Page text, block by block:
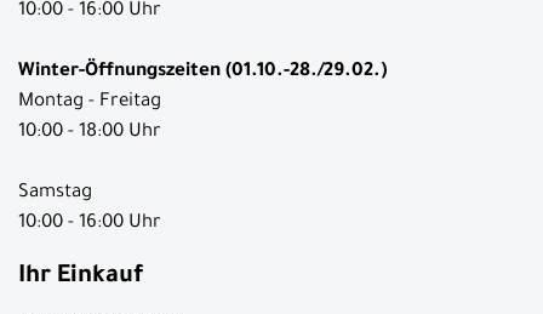
10:00 - 16:00 Uhr
Winter-Öffnungszeiten (01.10.-28./29.02.)
Montag - Freitag
10:00 - 18:00 Uhr
Samstag
10:00 - 16:00 Uhr
Ihr Einkauf